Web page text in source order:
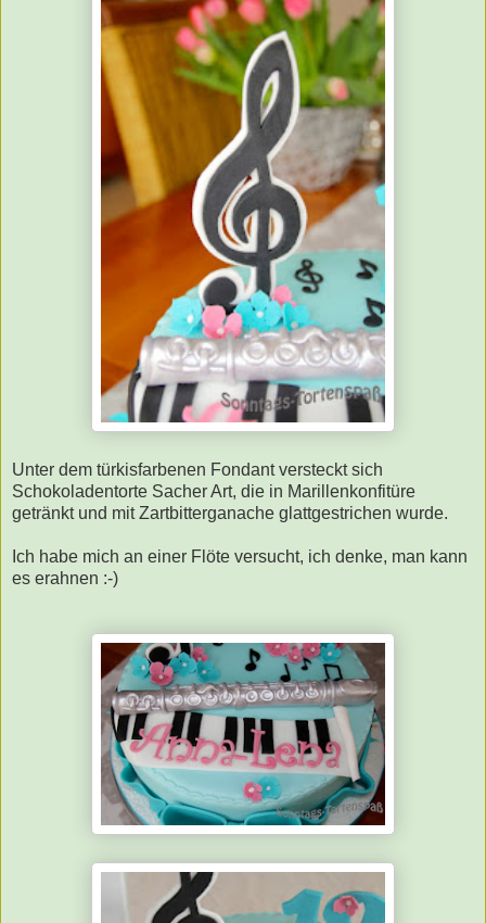
Unter dem türkisfarbenen Fondant versteckt sich
Schokoladentorte Sacher Art, die in Marillenkonfitüre
getränkt und mit Zartbitterganache glattgestrichen wurde.
Ich habe mich an einer Flöte versucht, ich denke, man kann
es erahnen :-)